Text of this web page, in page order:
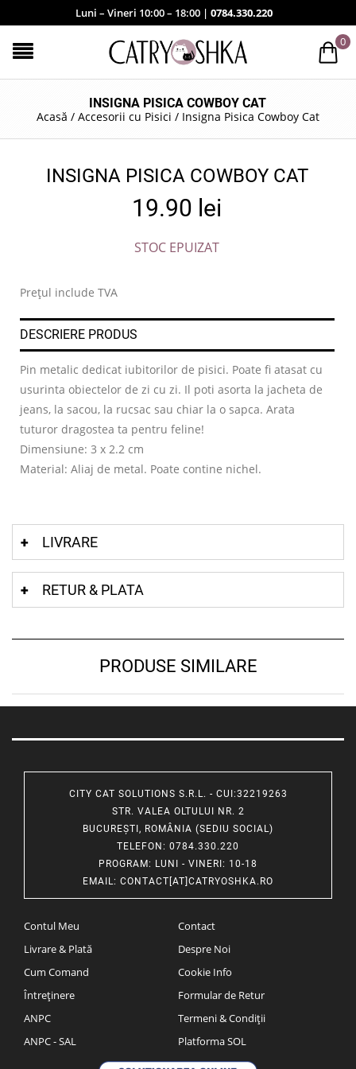
Luni – Vineri 10:00 – 18:00 | 0784.330.220
0
INSIGNA PISICA COWBOY CAT
Acasă / Accesorii cu Pisici / Insigna Pisica Cowboy Cat
INSIGNA PISICA COWBOY CAT
19.90 lei
STOC EPUIZAT
Prețul include TVA
DESCRIERE PRODUS
Pin metalic dedicat iubitorilor de pisici. Poate fi atasat cu
usurinta obiectelor de zi cu zi. Il poti asorta la jacheta de
jeans, la sacou, la rucsac sau chiar la o sapca. Arata
tuturor dragostea ta pentru feline!
Dimensiune: 3 x 2.2 cm
Material: Aliaj de metal. Poate contine nichel.
LIVRARE
RETUR & PLATA
PRODUSE SIMILARE
CITY CAT SOLUTIONS S.R.L. - CUI:32219263
STR. VALEA OLTULUI NR. 2
BUCUREȘTI, ROMÂNIA (SEDIU SOCIAL)
TELEFON : 0784.330.220
PROGRAM: LUNI - VINERI: 10-18
EMAIL: CONTACT[AT]CATRYOSHKA.RO
Contul Meu
Livrare & Plată
Cum Comand
Întreținere
ANPC
ANPC - SAL
Contact
Despre Noi
Cookie Info
Formular de Retur
Termeni & Condiții
Platforma SOL